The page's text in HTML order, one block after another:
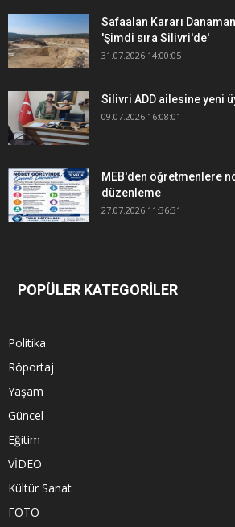
Safaalan Kararı
'Şimdi sıra Silivri'de'
31.07.2026 14:00:05
Silivri ADD ailesine yeni
09.07.2026 16:08:01
MEB'den öğretmenlere
düzenleme
27.07.2026 11:36:31
POPÜLER KATEGORİLER
Politika
Röportaj
Yaşam
Güncel
Eğitim
VİDEO
Kültür Sanat
FOTO